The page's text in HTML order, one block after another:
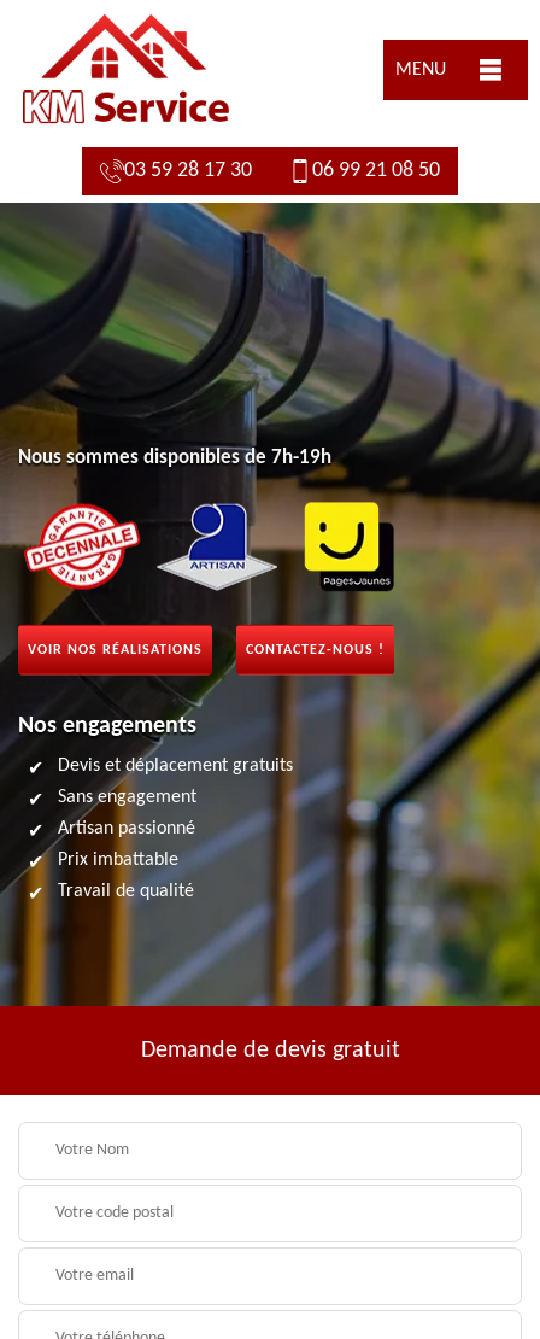
MENU
03 59 28 17 30 06 99 21 08 50
Nous sommes disponibles de 7h-19h
VOIR NOS RÉALISATIONS CONTACTEZ-NOUS !
Nos engagements
Devis et déplacement gratuits
Sans engagement
Artisan passionné
Prix imbattable
Travail de qualité
Demande de devis gratuit